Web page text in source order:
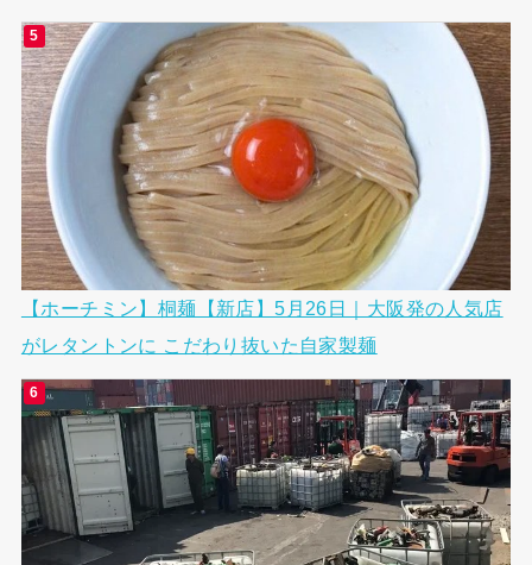
【ホーチミン】桐麺【新店】5月26日｜大阪発の人気店
がレタントンに こだわり抜いた自家製麺